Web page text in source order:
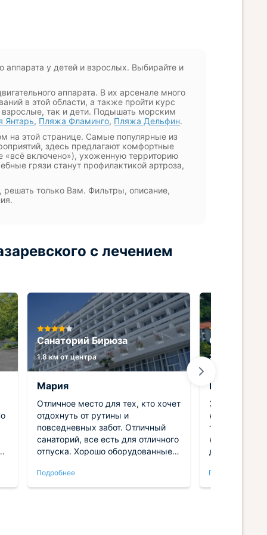
аппарата у детей и взрослых. Выбирайте и
аппарата. В их арсенале много
в этой области, а также пройти курс
так и дети. Подышать морским
Янтарь, Пляжа Фламинго, Пляжа Дельфин.
на этой странице. Самые популярные из
здесь предлагают комфортные
«всё включено»), ухоженную территорию
грязи станут профилактикой артроза,
решать только Вам. Фильтры, описание,
с лечением
Санаторий Бирюза
1.8 км от центра
Мария
Отличное место для тех, кто хочет
отдохнуть от рутины и
повседневных забот. Отличный
санаторий, все есть для отличного
отпуска. Хорошо оборудованные
чистота. Питание разнообразное,
очень вкусное. Мы остались
Подробнее
Санаторий
2.4 км от
Мария
Знаменитый
не
такой
невозможно
довольно
заслужено.
территория,
Подробнее